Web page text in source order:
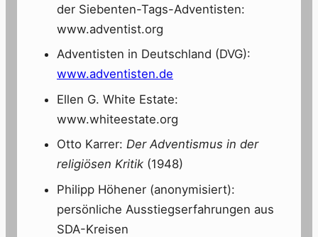
der Siebenten-Tags-Adventisten:
www.adventist.org
Adventisten in Deutschland (DVG):
www.adventisten.de
Ellen G. White Estate:
www.whiteestate.org
Otto Karrer: Der Adventismus in der
religiösen Kritik (1948)
Philipp Höhener (anonymisiert):
persönliche Ausstiegserfahrungen aus
SDA-Kreisen